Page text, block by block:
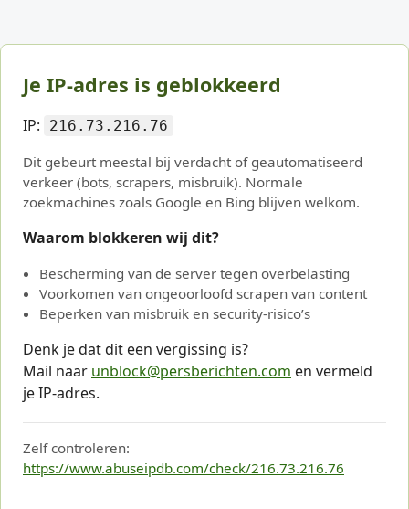
Je IP-adres is geblokkeerd
IP: 216.73.216.76
Dit gebeurt meestal bij verdacht of geautomatiseerd
verkeer (bots, scrapers, misbruik). Normale
zoekmachines zoals Google en Bing blijven welkom.
Waarom blokkeren wij dit?
Bescherming van de server tegen overbelasting
Voorkomen van ongeoorloofd scrapen van content
Beperken van misbruik en security-risico’s
Denk je dat dit een vergissing is?
Mail naar unblock@persberichten.com en vermeld
je IP-adres.
Zelf controleren:
https://www.abuseipdb.com/check/216.73.216.76